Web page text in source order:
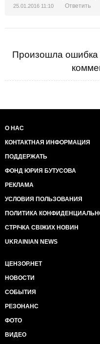
25.01.2016 11:10 Ответить
Произошла ошибка
О НАС
КОНТАКТНАЯ ИНФОРМАЦИЯ
ПОДДЕРЖАТЬ
ФОНД ЮРИЯ БУТУСОВА
РЕКЛАМА
УСЛОВИЯ ПОЛЬЗОВАНИЯ
ПОЛИТИКА
СТРІЧКА СВІЖИХ НОВИН
UKRAINIAN NEWS
ЦЕНЗОР.НЕТ
НОВОСТИ
СОБЫТИЯ
РЕЗОНАНС
ФОТО
ВИДЕО